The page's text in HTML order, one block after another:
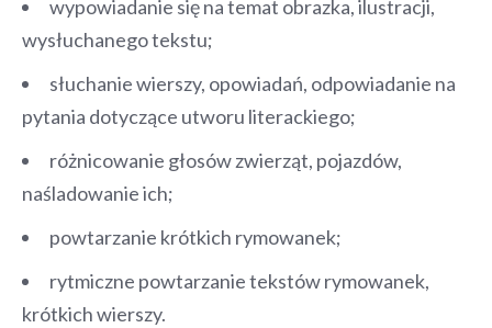
wypowiadanie się na temat obrazka, ilustracji,
wysłuchanego tekstu;
słuchanie wierszy, opowiadań, odpowiadanie na
pytania dotyczące utworu literackiego;
różnicowanie głosów zwierząt, pojazdów,
naśladowanie ich;
powtarzanie krótkich rymowanek;
rytmiczne powtarzanie tekstów rymowanek,
krótkich wierszy.